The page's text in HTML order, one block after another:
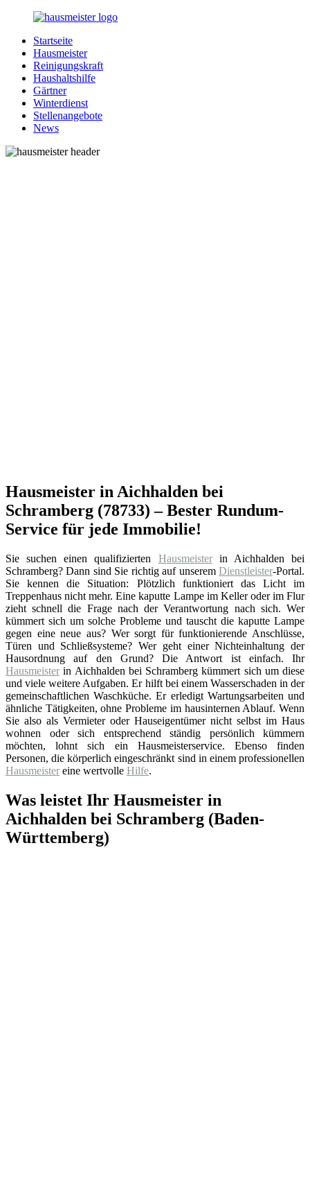
Zurück
Inhalt
Hausmeister.de
Alles
rund
Ihren
Haushalt
Startseite
Hausmeister
Reinigungskraft
Haushaltshilfe
Gärtner
Winterdienst
Stellenangebote
News
Hausmeister in Aichhalden bei
Schramberg (78733) – Bester Rundum-
Service für jede Immobilie!
Sie suchen einen qualifizierten Hausmeisterin Aichhalden bei
Schramberg? Dann sind Sie richtig auf unserem Dienstleister-Portal.
Sie kennen die Situation: Plötzlich funktioniert das Licht im
Treppenhaus nicht mehr. Eine kaputte Lampe im Keller oder im Flur
zieht schnell die Frage nach der Verantwortung nach sich. Wer
kümmert sich um solche Probleme und tauscht die kaputte Lampe
gegen eine neue aus? Wer sorgt für funktionierende Anschlüsse,
Türen und Schließsysteme? Wer geht einer Nichteinhaltung der
Hausordnung auf den Grund? Die Antwort ist einfach. Ihr
Hausmeister in Aichhalden bei Schramberg kümmert sich um diese
und viele weitere Aufgaben. Er hilft bei einem Wasserschaden in der
gemeinschaftlichen Waschküche. Er erledigt Wartungsarbeiten und
ähnliche Tätigkeiten, ohne Probleme im hausinternen Ablauf. Wenn
Sie also als Vermieter oder Hauseigentümer nicht selbst im Haus
wohnen oder sich entsprechend ständig persönlich kümmern
möchten, lohnt sich ein Hausmeisterservice. Ebenso finden
Personen, die körperlich eingeschränkt sind in einem professionellen
Hausmeister eine wertvolle Hilfe.
Was leistet Ihr Hausmeister in
Aichhalden bei Schramberg (Baden-
Württemberg)